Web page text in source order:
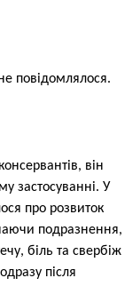
повідомлялося.
він
застосуванні. У
про розвиток
подразнення,
біль та свербіж
після